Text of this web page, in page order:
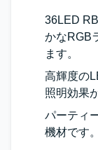
36LED
かなRGB
ます。
高輝度の
照明効果
パーティ
機材です。